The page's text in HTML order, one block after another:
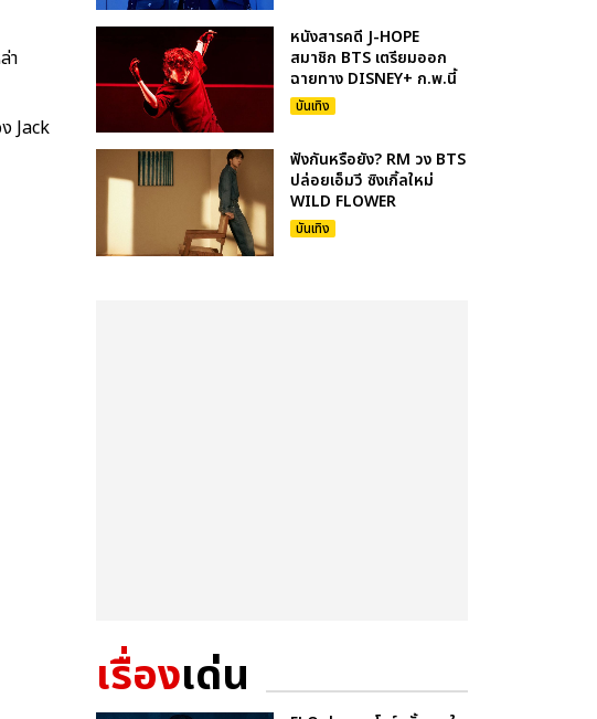
า
Jack
หนังสารคดี J-HOPE
สมาชิก BTS เตรียมออก
ฉายทาง DISNEY+ ก.พ.นี้
บันเทิง
ฟังกันหรือยัง? RM วง BTS
ปล่อยเอ็มวี ซิงเกิ้ลใหม่
WILD FLOWER
บันเทิง
เรื่องเด่น